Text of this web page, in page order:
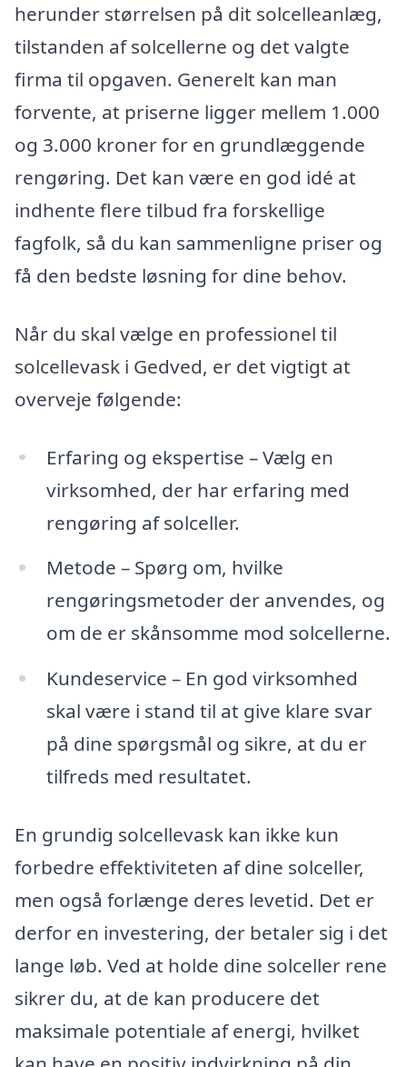
herunder størrelsen på dit solcelleanlæg,
tilstanden af solcellerne og det valgte
firma til opgaven. Generelt kan man
forvente, at priserne ligger mellem 1.000
og 3.000 kroner for en grundlæggende
rengøring. Det kan være en god idé at
indhente flere tilbud fra forskellige
fagfolk, så du kan sammenligne priser og
få den bedste løsning for dine behov.
Når du skal vælge en professionel til
solcellevask i Gedved, er det vigtigt at
overveje følgende:
Erfaring og ekspertise – Vælg en
virksomhed, der har erfaring med
rengøring af solceller.
Metode – Spørg om, hvilke
rengøringsmetoder der anvendes, og
om de er skånsomme mod solcellerne.
Kundeservice – En god virksomhed
skal være i stand til at give klare svar
på dine spørgsmål og sikre, at du er
tilfreds med resultatet.
En grundig solcellevask kan ikke kun
forbedre effektiviteten af dine solceller,
men også forlænge deres levetid. Det er
derfor en investering, der betaler sig i det
lange løb. Ved at holde dine solceller rene
sikrer du, at de kan producere det
maksimale potentiale af energi, hvilket